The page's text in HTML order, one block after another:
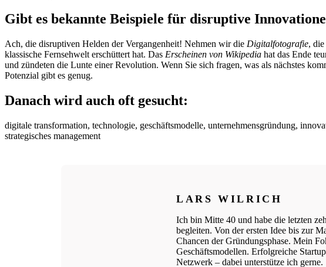
Gibt es bekannte Beispiele für disruptive
Ach, die disruptiven Helden der Vergangenheit! Nehmen wir die Digitalfotografie,
klassische Fernsehwelt erschüttert hat. Das Erscheinen von Wikipedia hat das Ende
und zündeten die Lunte einer Revolution. Wenn Sie sich fragen, was als nächstes
Potenzial gibt es genug.
Danach wird auch oft gesucht:
digitale transformation, technologie, geschäftsmodelle, unternehmensgründung,
strategisches management
LARS WILRICH
Ich bin Mitte 40 und habe die letzten
begleiten. Von der ersten Idee bis zur
Chancen der Gründungsphase. Mein
Geschäftsmodellen. Erfolgreiche
Netzwerk – dabei unterstütze ich gerne.